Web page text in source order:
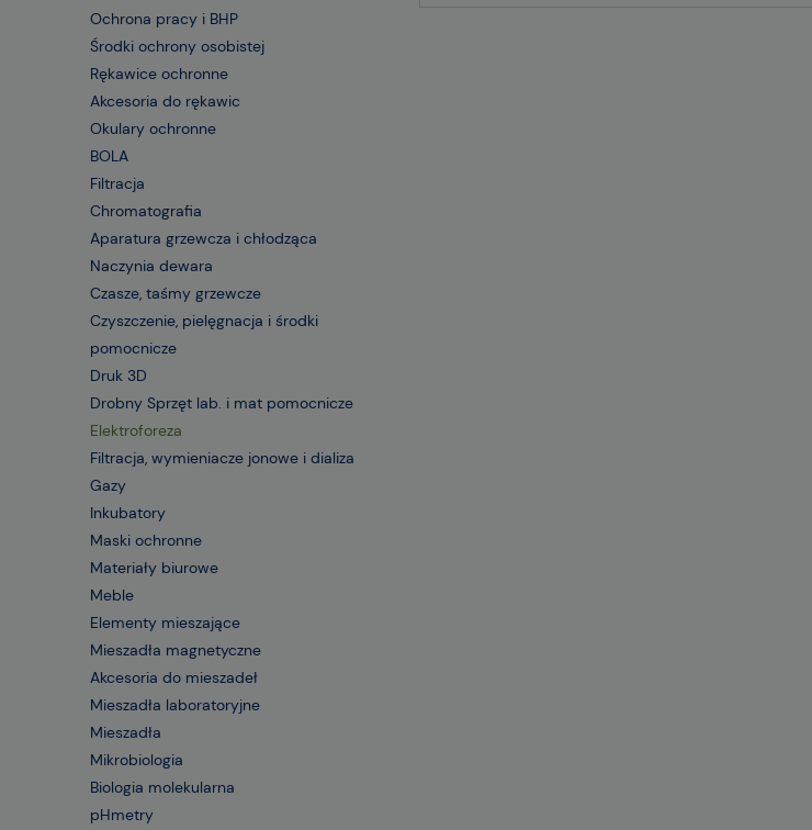
Ochrona pracy i BHP
Środki ochrony osobistej
Rękawice ochronne
Akcesoria do rękawic
Okulary ochronne
BOLA
Filtracja
Chromatografia
Aparatura grzewcza i chłodząca
Naczynia dewara
Czasze, taśmy grzewcze
Czyszczenie, pielęgnacja i środki
pomocnicze
Druk 3D
Drobny Sprzęt lab. i mat pomocnicze
Elektroforeza
Filtracja, wymieniacze jonowe i dializa
Gazy
Inkubatory
Maski ochronne
Materiały biurowe
Meble
Elementy mieszające
Mieszadła magnetyczne
Akcesoria do mieszadeł
Mieszadła laboratoryjne
Mieszadła
Mikrobiologia
Biologia molekularna
pHmetry